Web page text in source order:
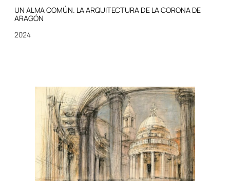
UN ALMA COMÚN. LA ARQUITECTURA DE LA CORONA DE
ARAGÓN
2024